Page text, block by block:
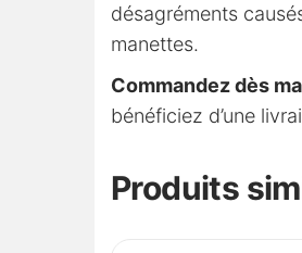
désagréments
manettes.
Commandez dès
bénéficiez d’une
Produits